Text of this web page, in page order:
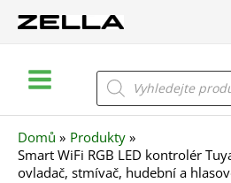
Menu
Products
search
Domů
Produkty
Smart WiFi RGB LED kontrolér
ovladač, stmívač, hudební a